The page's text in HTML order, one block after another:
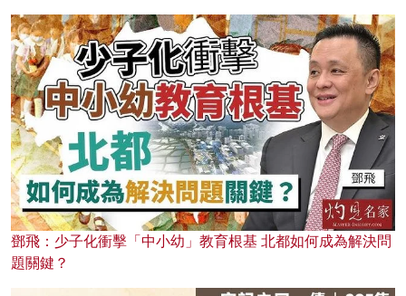
鄧飛：少子化衝擊「中小幼」教育根基 北都如何成為解決問
題關鍵？